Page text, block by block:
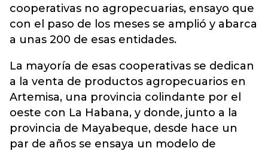
cooperativas no agropecuarias, ensayo que
con el paso de los meses se amplió y abarca
a unas 200 de esas entidades.
La mayoría de esas cooperativas se dedican
a la venta de productos agropecuarios en
Artemisa, una provincia colindante por el
oeste con La Habana, y donde, junto a la
provincia de Mayabeque, desde hace un
par de años se ensaya un modelo de